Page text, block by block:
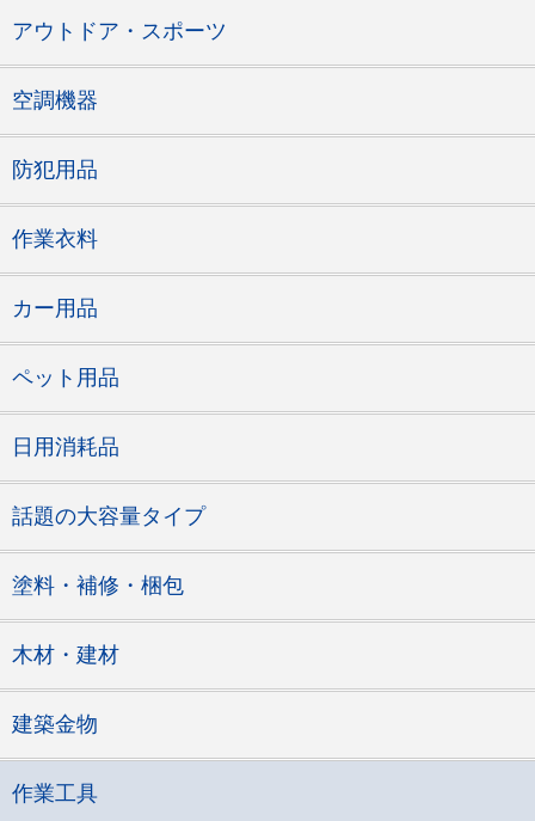
アウトドア・スポーツ
空調機器
防犯用品
作業衣料
カー用品
ペット用品
日用消耗品
話題の大容量タイプ
塗料・補修・梱包
木材・建材
建築金物
作業工具